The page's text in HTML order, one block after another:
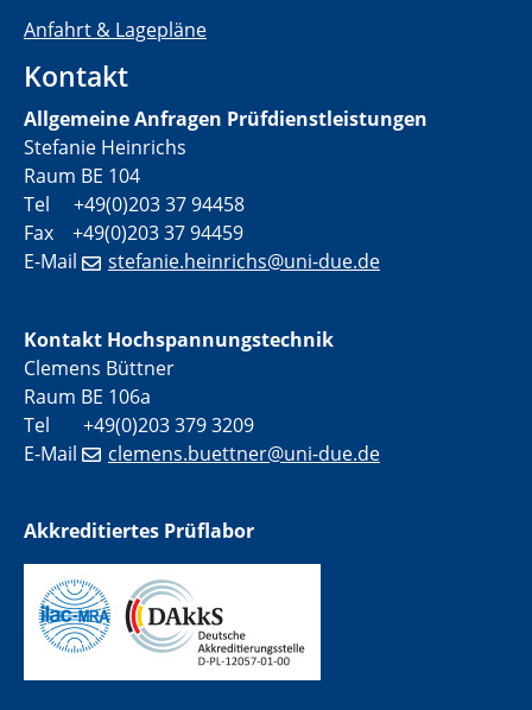
Anfahrt & Lagepläne
Kontakt
Allgemeine Anfragen Prüfdienstleistungen
Stefanie Heinrichs
Raum BE 104
Tel +49(0)203 37 94458
Fax +49(0)203 37 94459
E-Mail
stefanie.heinrichs@uni-due.de
Kontakt Hochspannungstechnik
Clemens Büttner
Raum BE 106a
Tel +49(0)203 379 3209
E-Mail
clemens.buettner@uni-due.de
Akkreditiertes Prüflabor